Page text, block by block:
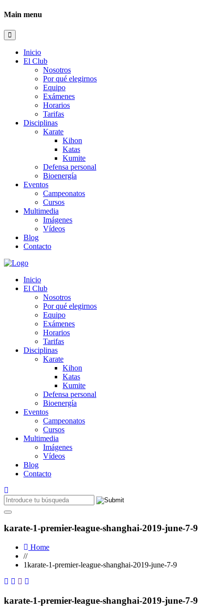
Main menu
Inicio
El Club
Nosotros
Por qué elegirnos
Equipo
Exámenes
Horarios
Tarifas
Disciplinas
Karate
Kihon
Katas
Kumite
Defensa personal
Bioenergía
Eventos
Campeonatos
Cursos
Multimedia
Imágenes
Vídeos
Blog
Contacto
Inicio
El Club
Nosotros
Por qué elegirnos
Equipo
Exámenes
Horarios
Tarifas
Disciplinas
Karate
Kihon
Katas
Kumite
Defensa personal
Bioenergía
Eventos
Campeonatos
Cursos
Multimedia
Imágenes
Vídeos
Blog
Contacto
karate-1-premier-league-shanghai-2019-june-7-9
Home
//
1karate-1-premier-league-shanghai-2019-june-7-9
karate-1-premier-league-shanghai-2019-june-7-9